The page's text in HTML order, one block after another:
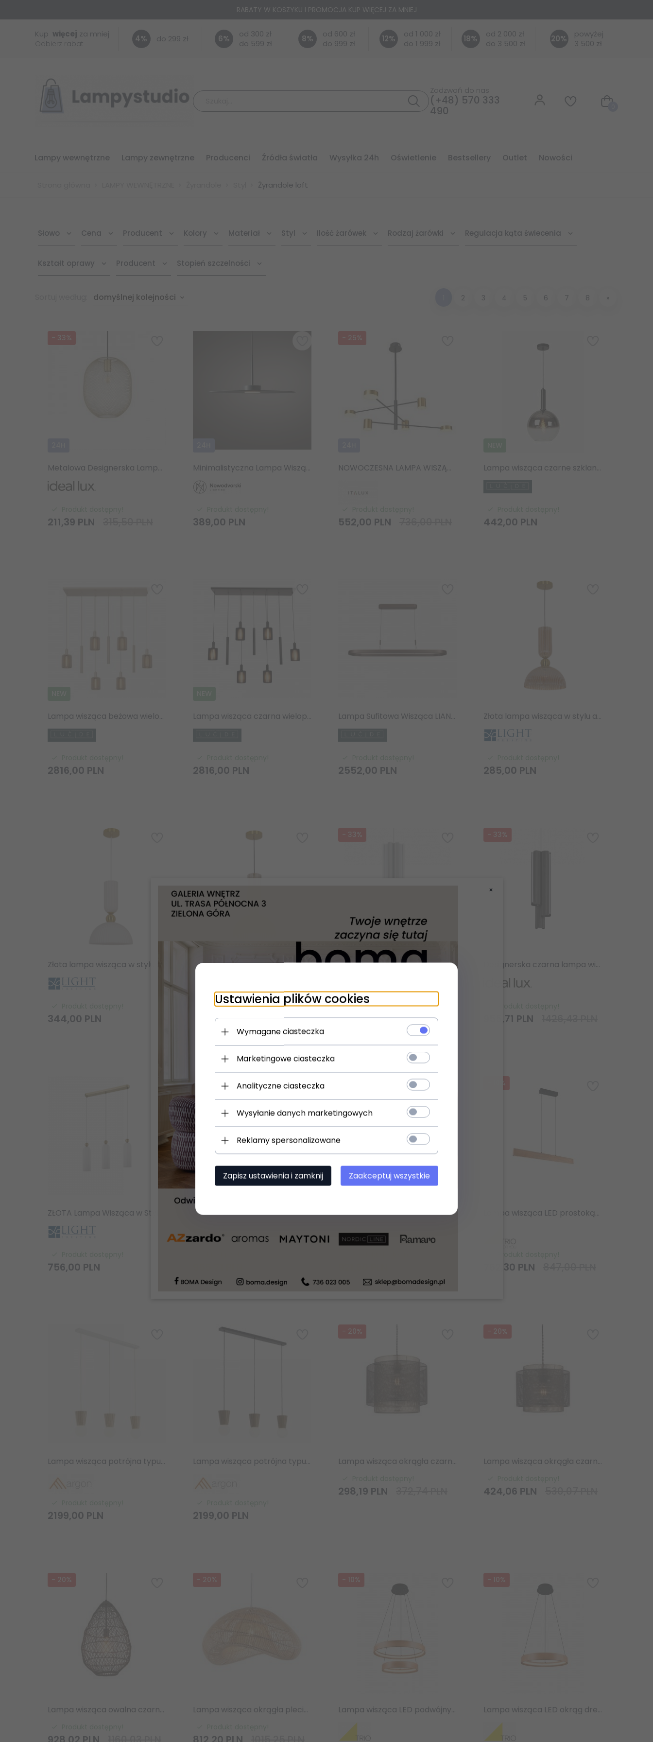
RABATY W KOSZYKU l PROMOCJA KUP WIĘCEJ ZA MNIEJ
Kup więcej za mniej
Odbierz rabat 4% do 299 zł 6%
od 300 zł
do 599 zł
8%
od 600 zł
do 999 zł
12%
od 1 000 zł
do 1 999 zł
18%
od 2 000 zł
do 3 500 zł
20%
powyżej
3 500 zł
Zadzwoń do nas
(+48) 570 333
490
lampy wewnętrzne lampy zewnętrzne producenci źródła światła wysyłka 24h oświetlenie bestsellery outlet nowości
Żyrandole loft
Słowo Cena Producent Kolory Materiał Styl Ilość żarówek Rodzaj żarówki Regulacja kąta świecenia
Kształt oprawy Producent Stopień szczelności
sort
domyślnej kolejności 2 3 4 5 6 7 8 »
- 33 %
Metalowa Designerska Lampa Wisząca Złota NET SP1 D24 317267 IDEAL LUX
211,39 PLN
Minimalistyczna Lampa Wisząca SIMONE 11414 Nowodvorski Lighting Umbra Blue
389,00 PLN
- 25 %
NOWOCZESNA LAMPA WISZĄCA STICKS LED REMDAL ITALUX PND-16374-6-BK-GD-3K DESIGNERSLA LAMPA SUFITOWA PAJĄK
552,00 PLN
Lampa wisząca czarne szklana kula MARIUS 45402/30/30 LUCIDE
442,00 PLN
Lampa wisząca beżowa wielopunktowa designerskie klosze nad stół do jadalni LAMBRES 45410/09/41 Lucide
2816,00 PLN
Lampa wisząca czarna wielopunktowa designerskie klosze nad stół do jadalni LAMBRES 45410/09/30 Lucide
2816,00 PLN
Lampa Sufitowa Wisząca LIANE Lucide 46404/99/97 – Nowoczesny LED Brązowy Ściemnialny CCT nad stół jadalniana
2552,00 PLN
Złota lampa wisząca w stylu art deco glamour dymny klosz LIGHT PRESTIGE PIEGA LP-939/1P amber
285,00 PLN
344,00 PLN
Złota lampa wisząca w stylu art deco glamour dymny klosz LIGHT PRESTIGE PIEGA LP-939/1P L smoked
Produkt dostępny!
00PLN
- 33 %
Designerska biała lampa wisząca tuby nowoczesna dekoracyjna Dorica sp3 d90 366470 IDEAL LUX
Produkt dostępny!
955,71PLN 1426,43 PLN
- 33 %
Designerska czarna lampa wisząca tuby nowoczesna dekoracyjna Dorica sp3 d90 366487 IDEAL LUX
955,71 PLN
756,00 PLN
Designerska złota lampa wisząca tuby nowoczesna dekoracyjna Dorica sp3 d90 366494 IDEAL LUX Lampa wisząca LED prostokątna drewniana klasyczna nowoczesna ściemnialna EDGEWOOD 359719130 Trio Lampa wisząca LED prostokątna drewniana klasyczna nowoczesna ściemnialna EDGEWOOD 359710130 Trio
30 PLN
Lampa wisząca potrójna typu belka drewniana stożkowe klosze klasyczna nowoczesna skandynawska VOLANTE 6357 Argon
2199,00 PLN
Lampa wisząca potrójna typu belka drewniana stożkowe klosze klasyczna nowoczesna skandynawska VOLANTE 6358 Argon
2199,00 PLN
- 20%
Lampa wisząca okrągła czarna metalowa w stylu przemysłowym designerska nowoczesna Plexus 72829 ENDON
298,19 PLN
- 20%
Lampa wisząca okrągła czarna metalowa w stylu przemysłowym designerska nowoczesna Plexus 72831 ENDON
424,06 PLN
- 20 %
Lampa wisząca owalna czarna pleciona naturalna z rattanu boho designerska rustykalna Pimva 98472 ENDON
- 20 %
Lampa wisząca okrągła pleciona naturalna z rattanu boho designerska rustykalna Misra 109203 ENDON
- 10 %
Lampa wisząca LED podwójny okrąg drewniana klasyczna nowoczesna ściemnialna LYNWOOD 355039130 Trio
- 10 %
Lampa wisząca LED okrąg drewniana klasyczna nowoczesna ściemnialna LYNWOOD 355030130 Trio
Ustawienia plików cookies
Wymagane ciasteczka
Marketingowe ciasteczka
Analityczne ciasteczka
Wysyłanie danych marketingowych
Reklamy spersonalizowane
Zapisz ustawienia i zamknij Zaakceptuj wszystkie
×